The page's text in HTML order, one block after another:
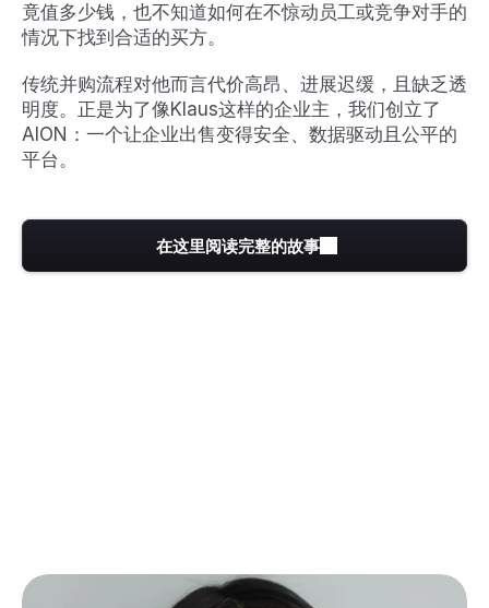
竟值多少钱，也不知道如何在不惊动员工或竞争对手的
情况下找到合适的买方。
传统并购流程对他而言代价高昂、进展迟缓，且缺乏透
明度。正是为了像Klaus这样的企业主，我们创立了
AION：一个让企业出售变得安全、数据驱动且公平的
平台。
在这里阅读完整的故事